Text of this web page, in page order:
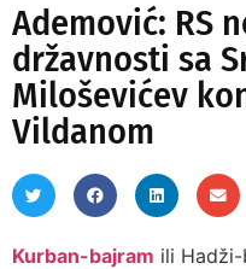
Ademović: RS
državnosti sa
Miloševićev
Vildanom
Kurban-bajram ili